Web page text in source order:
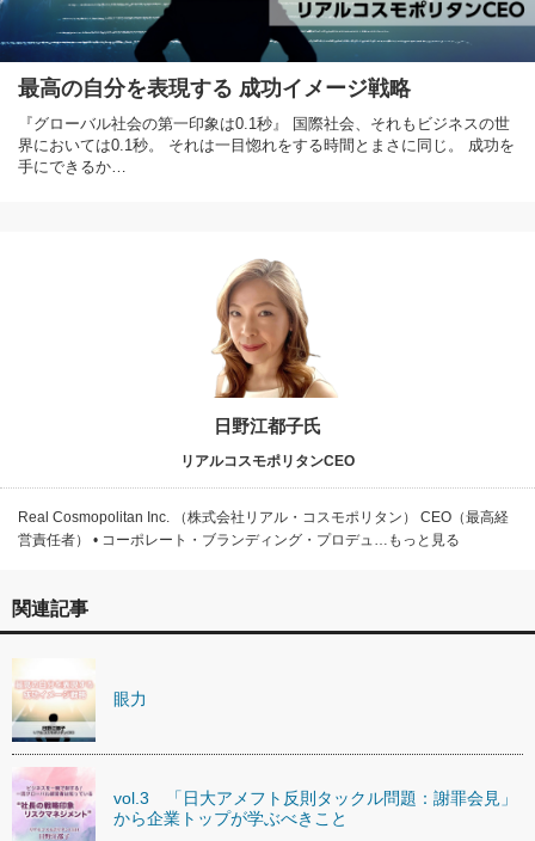
最高の自分を表現する 成功イメージ戦略
『グローバル社会の第一印象は0.1秒』 国際社会、それもビジネスの世
界においては0.1秒。 それは一目惚れをする時間とまさに同じ。 成功を
手にできるか…
日野江都子氏
リアルコスモポリタンCEO
Real Cosmopolitan Inc. （株式会社リアル・コスモポリタン） CEO（最高経
営責任者） • コーポレート・ブランディング・プロデュ…もっと見る
関連記事
眼力
vol.3 「日大アメフト反則タックル問題：謝罪会見」
から企業トップが学ぶべきこと